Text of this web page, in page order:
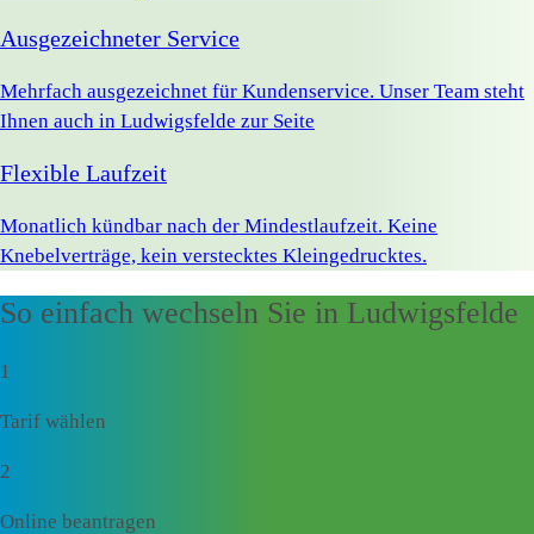
Ausgezeichneter Service
Mehrfach ausgezeichnet für Kundenservice. Unser Team steht
Ihnen auch in Ludwigsfelde zur Seite
Flexible Laufzeit
Monatlich kündbar nach der Mindestlaufzeit. Keine
Knebelverträge, kein verstecktes Kleingedrucktes.
So einfach wechseln Sie in Ludwigsfelde
1
Tarif wählen
2
Online beantragen